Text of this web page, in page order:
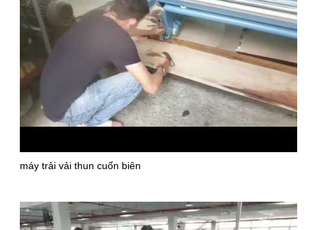
máy trải vải thun cuốn biên